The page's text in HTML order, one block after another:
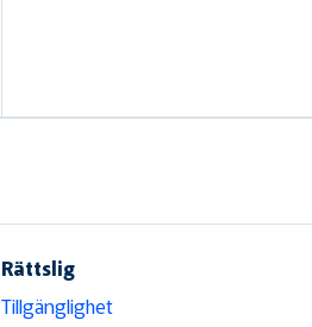
Rättslig
Tillgänglighet